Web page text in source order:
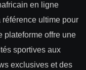
en ligne
ultime pour
plateforme offre une
sportives aux
exclusives et des